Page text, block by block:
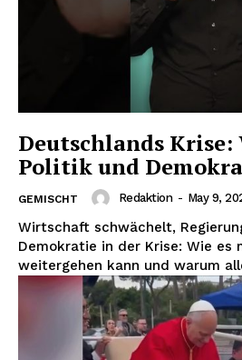
Deutschlands
Politik und
GEMISCHT Redaktion - May 9,
Wirtschaft schwächelt,
Demokratie in der Krise: Wie es
weitergehen kann und warum